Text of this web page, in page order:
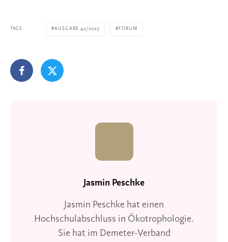
TAGS AUSGABE 42/2023 FORUM
Jasmin Peschke
Jasmin Peschke hat einen
Hochschulabschluss in Ökotrophologie.
Sie hat im Demeter-Verband